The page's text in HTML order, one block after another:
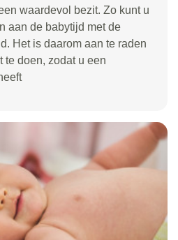
waardevol bezit. Zo kunt u
aan de babytijd met de
Het is daarom aan te raden
te doen, zodat u een